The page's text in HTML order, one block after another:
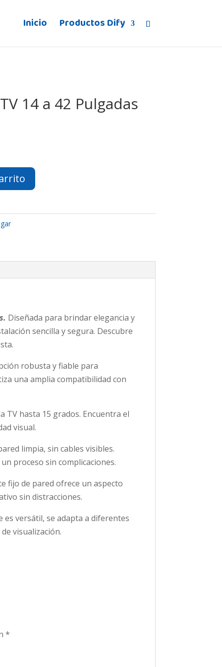
Inicio Productos Dify
14 a 42 Pulgadas
Diseñada para brindar elegancia y
sencilla y segura. Descubre
robusta y fiable para
una amplia compatibilidad con
TV hasta 15 grados. Encuentra el
visual.
limpia, sin cables visibles.
proceso sin complicaciones.
fijo de pared ofrece un aspecto
sin distracciones.
es versátil, se adapta a diferentes
visualización.
*